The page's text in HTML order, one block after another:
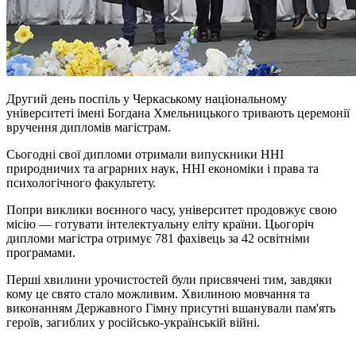
Другий день поспіль у Черкаському національному
університеті імені Богдана Хмельницького тривають церемонії
вручення дипломів магістрам.
Сьогодні свої дипломи отримали випускники ННІ
природничих та аграрних наук, ННІ економіки і права та
психологічного факультету.
Попри виклики воєнного часу, університет продовжує свою
місію — готувати інтелектуальну еліту країни. Цьогоріч
дипломи магістра отримує 781 фахівець за 42 освітніми
програмами.
Перші хвилини урочистостей були присвячені тим, завдяки
кому це свято стало можливим. Хвилиною мовчання та
виконанням Державного Гімну присутні вшанували пам'ять
героїв, загиблих у російсько-українській війні.